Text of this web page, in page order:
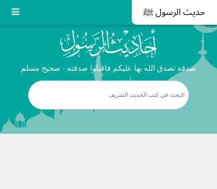
حديث الرسول ﷺ
صدقة تصدق الله بها عليكم فاقبلوا صدقته - صحيح مسلم